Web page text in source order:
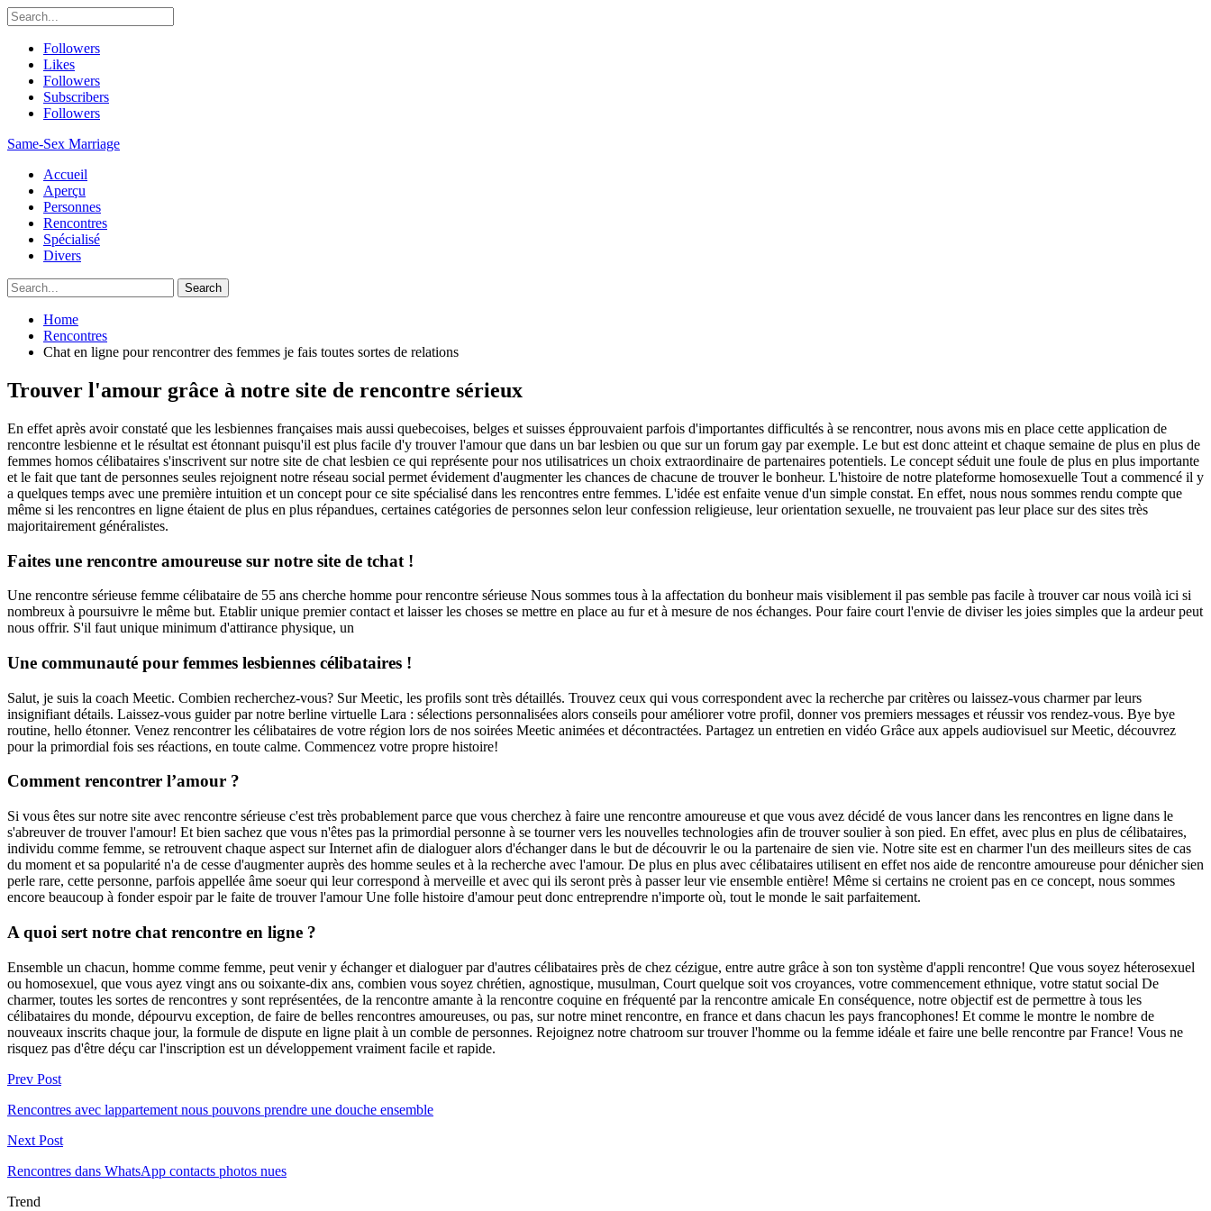
Followers
Likes
Followers
Subscribers
Followers
Same-Sex Marriage
Accueil
Aperçu
Personnes
Rencontres
Spécialisé
Divers
Home
Rencontres
Chat en ligne pour rencontrer des femmes je fais toutes sortes de relations
Trouver l'amour grâce à notre site de rencontre sérieux
En effet après avoir constaté que les lesbiennes françaises mais aussi quebecoises, belges et suisses épprouvaient parfois d'importantes difficultés à se rencontrer, nous avons mis en place cette application de
rencontre lesbienne et le résultat est étonnant puisqu'il est plus facile d'y trouver l'amour que dans un bar lesbien ou que sur un forum gay par exemple. Le but est donc atteint et chaque semaine de plus en plus de
femmes homos célibataires s'inscrivent sur notre site de chat lesbien ce qui représente pour nos utilisatrices un choix extraordinaire de partenaires potentiels. Le concept séduit une foule de plus en plus importante
et le fait que tant de personnes seules rejoignent notre réseau social permet évidement d'augmenter les chances de chacune de trouver le bonheur. L'histoire de notre plateforme homosexuelle Tout a commencé il y
a quelques temps avec une première intuition et un concept pour ce site spécialisé dans les rencontres entre femmes. L'idée est enfaite venue d'un simple constat. En effet, nous nous sommes rendu compte que
même si les rencontres en ligne étaient de plus en plus répandues, certaines catégories de personnes selon leur confession religieuse, leur orientation sexuelle, ne trouvaient pas leur place sur des sites très
majoritairement généralistes.
Faites une rencontre amoureuse sur notre site de tchat !
Une rencontre sérieuse femme célibataire de 55 ans cherche homme pour rencontre sérieuse Nous sommes tous à la affectation du bonheur mais visiblement il pas semble pas facile à trouver car nous voilà ici si
nombreux à poursuivre le même but. Etablir unique premier contact et laisser les choses se mettre en place au fur et à mesure de nos échanges. Pour faire court l'envie de diviser les joies simples que la ardeur peut
nous offrir. S'il faut unique minimum d'attirance physique, un
Une communauté pour femmes lesbiennes célibataires !
Salut, je suis la coach Meetic. Combien recherchez-vous? Sur Meetic, les profils sont très détaillés. Trouvez ceux qui vous correspondent avec la recherche par critères ou laissez-vous charmer par leurs
insignifiant détails. Laissez-vous guider par notre berline virtuelle Lara : sélections personnalisées alors conseils pour améliorer votre profil, donner vos premiers messages et réussir vos rendez-vous. Bye bye
routine, hello étonner. Venez rencontrer les célibataires de votre région lors de nos soirées Meetic animées et décontractées. Partagez un entretien en vidéo Grâce aux appels audiovisuel sur Meetic, découvrez
pour la primordial fois ses réactions, en toute calme. Commencez votre propre histoire!
Comment rencontrer l’amour ?
Si vous êtes sur notre site avec rencontre sérieuse c'est très probablement parce que vous cherchez à faire une rencontre amoureuse et que vous avez décidé de vous lancer dans les rencontres en ligne dans le
s'abreuver de trouver l'amour! Et bien sachez que vous n'êtes pas la primordial personne à se tourner vers les nouvelles technologies afin de trouver soulier à son pied. En effet, avec plus en plus de célibataires,
individu comme femme, se retrouvent chaque aspect sur Internet afin de dialoguer alors d'échanger dans le but de découvrir le ou la partenaire de sien vie. Notre site est en charmer l'un des meilleurs sites de cas
du moment et sa popularité n'a de cesse d'augmenter auprès des homme seules et à la recherche avec l'amour. De plus en plus avec célibataires utilisent en effet nos aide de rencontre amoureuse pour dénicher sien
perle rare, cette personne, parfois appellée âme soeur qui leur correspond à merveille et avec qui ils seront près à passer leur vie ensemble entière! Même si certains ne croient pas en ce concept, nous sommes
encore beaucoup à fonder espoir par le faite de trouver l'amour Une folle histoire d'amour peut donc entreprendre n'importe où, tout le monde le sait parfaitement.
A quoi sert notre chat rencontre en ligne ?
Ensemble un chacun, homme comme femme, peut venir y échanger et dialoguer par d'autres célibataires près de chez cézigue, entre autre grâce à son ton système d'appli rencontre! Que vous soyez héterosexuel
ou homosexuel, que vous ayez vingt ans ou soixante-dix ans, combien vous soyez chrétien, agnostique, musulman, Court quelque soit vos croyances, votre commencement ethnique, votre statut social De
charmer, toutes les sortes de rencontres y sont représentées, de la rencontre amante à la rencontre coquine en fréquenté par la rencontre amicale En conséquence, notre objectif est de permettre à tous les
célibataires du monde, dépourvu exception, de faire de belles rencontres amoureuses, ou pas, sur notre minet rencontre, en france et dans chacun les pays francophones! Et comme le montre le nombre de
nouveaux inscrits chaque jour, la formule de dispute en ligne plait à un comble de personnes. Rejoignez notre chatroom sur trouver l'homme ou la femme idéale et faire une belle rencontre par France! Vous ne
risquez pas d'être déçu car l'inscription est un développement vraiment facile et rapide.
Prev Post
Rencontres avec lappartement nous pouvons prendre une douche ensemble
Next Post
Rencontres dans WhatsApp contacts photos nues
Trend